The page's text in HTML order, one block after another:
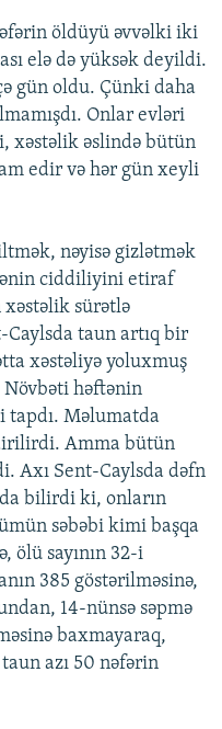
öldüyü əvvəlki iki
elə də yüksək deyildi.
gün oldu. Çünki daha
Onlar evləri
xəstəlik əslində bütün
edir və hər gün xeyli
nəyisə gizlətmək
ciddiliyini etiraf
xəstəlik sürətlə
Caylsda taun artıq bir
xəstəliyə yoluxmuş
Növbəti həftənin
tapdı. Məlumatda
Amma bütün
Axı Sent-Caylsda dəfn
bilirdi ki, onların
səbəbi kimi başqa
ölü sayının 32-i
385 göstərilməsinə,
14-nünsə səpmə
baxmayaraq,
azı 50 nəfərin